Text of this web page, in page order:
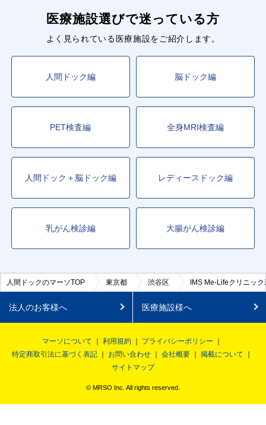
医療施設選びで迷っている方
よく見られている医療施設をご紹介します。
人間ドック編 脳ドック編
PET検査編 全身MRI検査編
人間ドック＋脳ドック編 レディースドック編
乳がん検診編 大腸がん検診編
人間ドックのマーソTOP 東京都 渋谷区 IMS Me-Lifeクリニッ
法人のお客様へ 医療施設様へ
マーソについて 利用規約
プライバシーポリシー
特定商取引法に基づく表記
お問い合わせ 会社概要
掲載について
サイトマップ
© MRSO Inc. All rights reserved.